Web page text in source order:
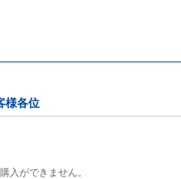
様各位
入ができません。